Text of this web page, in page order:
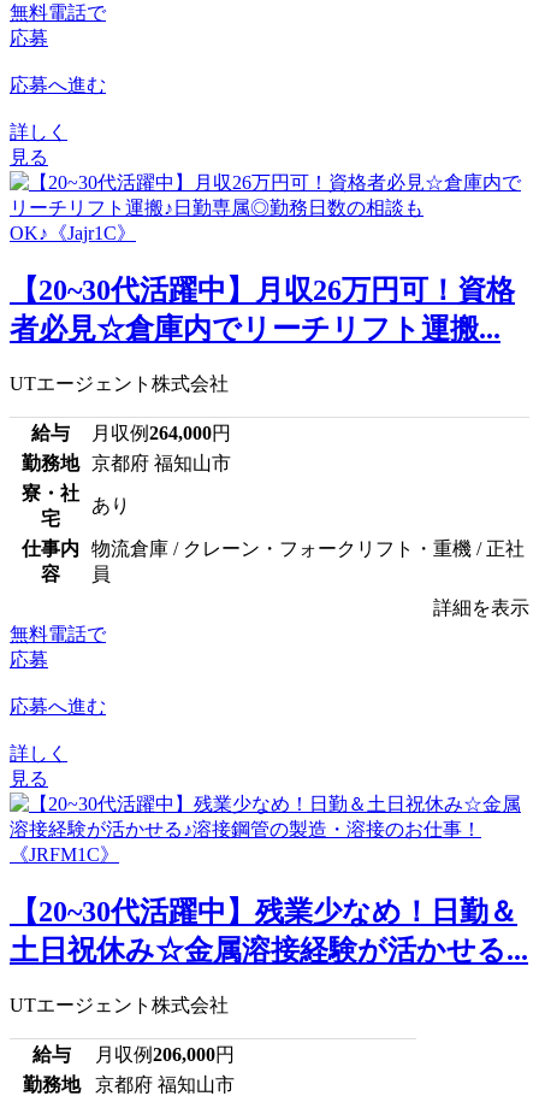
無料電話で
応募
応募へ進む
詳しく
見る
【20~30代活躍中】月収26万円可！資格
者必見☆倉庫内でリーチリフト運搬...
UTエージェント株式会社
給与 月収例264,000円
勤務地
京都府 福知山市
寮・社
宅
あり
仕事内
容
物流倉庫 / クレーン・フォークリフト・重機 / 正社
員
詳細を表示
無料電話で
応募
応募へ進む
詳しく
見る
【20~30代活躍中】残業少なめ！日勤＆
土日祝休み☆金属溶接経験が活かせる...
UTエージェント株式会社
給与 月収例206,000円
勤務地
京都府 福知山市